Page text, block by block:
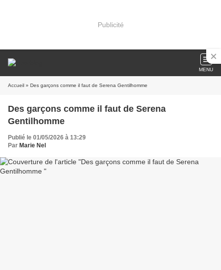
Publicité
MENU
Accueil » Des garçons comme il faut de Serena Gentilhomme
Des garçons comme il faut de Serena
Gentilhomme
Publié le 01/05/2026 à 13:29
Par Marie Nel